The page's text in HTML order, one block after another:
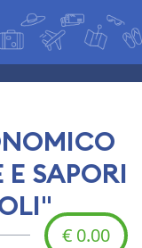
SAPORI
€ 0.00